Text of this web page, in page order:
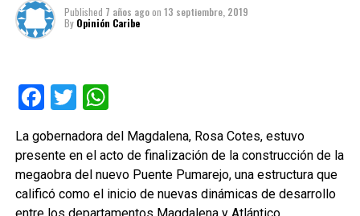
Published 7 años agoon 13 septiembre, 2019
By Opinión Caribe
Facebook
TwitterWhatsApp
La gobernadora del Magdalena, Rosa Cotes, estuvo
presente en el acto de finalización de la construcción de la
megaobra del nuevo Puente Pumarejo, una estructura que
calificó como el inicio de nuevas dinámicas de desarrollo